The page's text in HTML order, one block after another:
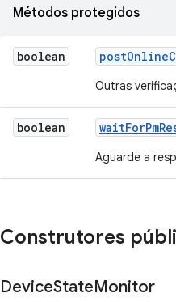
Métodos protegidos
boolean postOnline
Outras
boolean waitForPm
Aguarde a
Construtores
DeviceStateMonitor